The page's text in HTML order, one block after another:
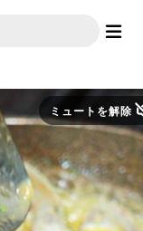
ミュートを解除